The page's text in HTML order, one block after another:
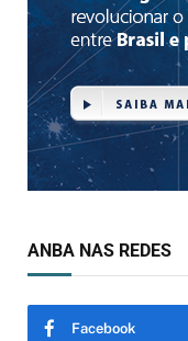
ANBA NAS REDES
Facebook